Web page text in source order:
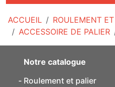
ACCUEIL ROULEMENT
ACCESSOIRE DE PALIER
Notre catalogue
Roulement et palier